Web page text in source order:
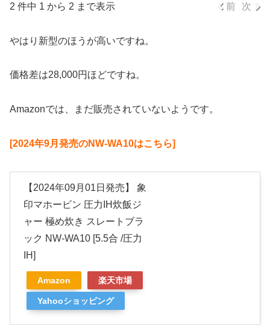
2 件中 1 から 2 まで表示 前 次
やはり新型のほうが高いですね。
価格差は28,000円ほどですね。
Amazonでは、まだ販売されていないようです。
[2024年9月発売のNW-WA10はこちら]
【2024年09月01日発売】 象
印マホービン 圧力IH炊飯ジ
ャー 極め炊き スレートブラ
ック NW-WA10 [5.5合 /圧力
IH]
Amazon 楽天市場
Yahooショッピング